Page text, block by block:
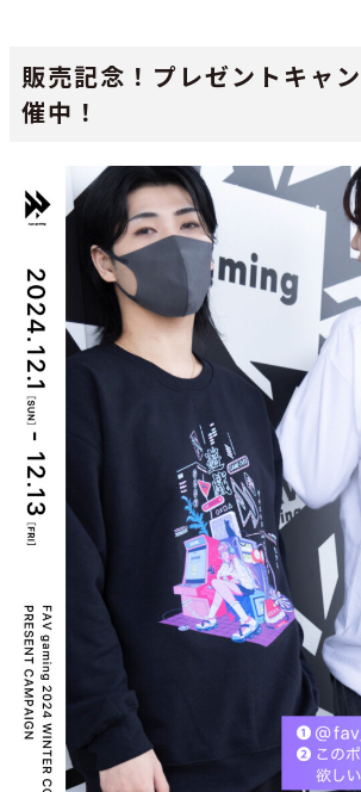
販売記念！プレゼントキャ
催中！